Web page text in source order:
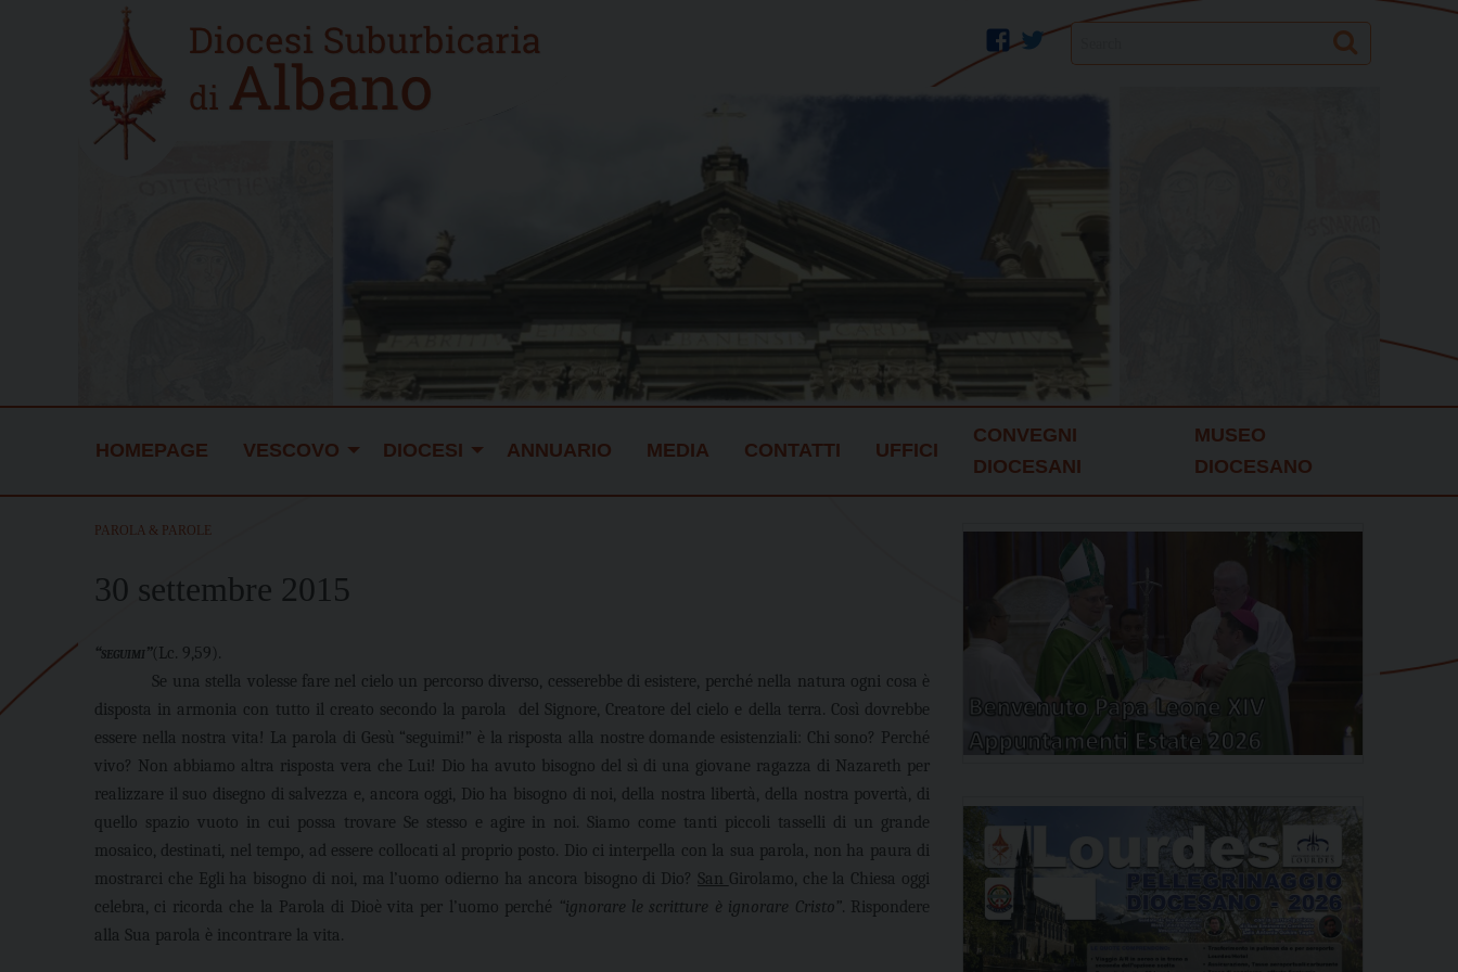
Home
twitter
facebook Search
HOMEPAGE VESCOVO DIOCESI ANNUARIO MEDIA CONTATTI UFFICI
CONVEGNI
DIOCESANI
MUSEO
DIOCESANO
PAROLA & PAROLE
30 settembre 2015
“seguimi”(Lc. 9,59).
Se una stella volesse fare nel cielo un percorso diverso, cesserebbe di esistere, perché nella natura ogni cosa è
disposta in armonia con tutto il creato secondo la parola
del Signore, Creatore del cielo e della terra. Così dovrebbe
essere nella nostra vita! La parola di Gesù “seguimi!” è la risposta alla nostre domande esistenziali: Chi sono? Perché
vivo? Non abbiamo altra risposta vera che Lui! Dio ha avuto bisogno del sì di una giovane ragazza di Nazareth per
realizzare il suo disegno di salvezza e, ancora oggi, Dio ha bisogno di noi, della nostra libertà, della nostra povertà, di
quello spazio vuoto in cui possa trovare Se stesso e agire in noi. Siamo come tanti piccoli tasselli di un grande
mosaico, destinati, nel tempo, ad essere collocati al proprio posto. Dio ci interpella con la sua parola, non ha paura di
mostrarci che Egli ha bisogno di noi, ma l’uomo odierno ha ancora bisogno di Dio? San Girolamo, che la Chiesa oggi
celebra, ci ricorda che la Parola di Dioè vita per l’uomo perché “ignorare le scritture è ignorare Cristo”. Rispondere
alla Sua parola è incontrare la vita.